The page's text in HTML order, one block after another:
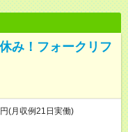
み！フォークリフ
(月収例21日実働)